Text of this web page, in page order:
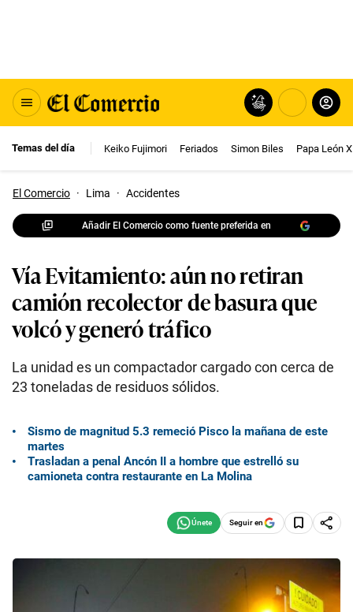
Temas del día Keiko Fujimori Feriados Simon Biles Papa León
El Comercio · Lima · Accidentes
Añadir El Comercio como fuente preferida en
Vía Evitamiento: aún no retiran
camión recolector de basura que
volcó y generó tráfico
La unidad es un compactador cargado con cerca de
23 toneladas de residuos sólidos.
Sismo de magnitud 5.3 remeció Pisco la mañana de este
martes
Trasladan a penal Ancón II a hombre que estrelló su
camioneta contra restaurante en La Molina
Seguir en